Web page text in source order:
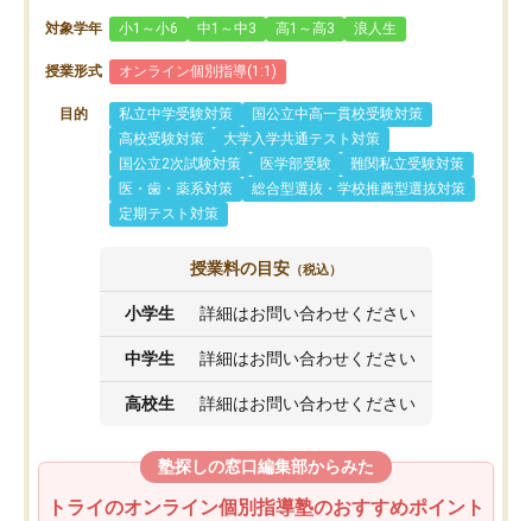
対象学年 小1～小6 中1～中3 高1～高3 浪人生
授業形式 オンライン個別指導(1:1)
目的 私立中学受験対策
国公立中高一貫校受験対策
高校受験対策
大学入学共通テスト対策
国公立2次試験対策
医学部受験
難関私立受験対策
医・歯・薬系対策
総合型選抜・学校推薦型選抜対策
定期テスト対策
授業料の目安 （税込）
小学生 詳細はお問い合わせください
中学生 詳細はお問い合わせください
高校生 詳細はお問い合わせください
塾探しの窓口編集部からみた
トライのオンライン個別指導塾のおすすめポイント